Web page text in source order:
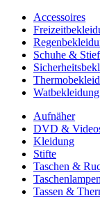
Accessoires
Schuhe &
Watbekleidung
Aufnäher
DVD &
Kleidung
Stifte
Taschen &
Taschenlampen
Tassen &